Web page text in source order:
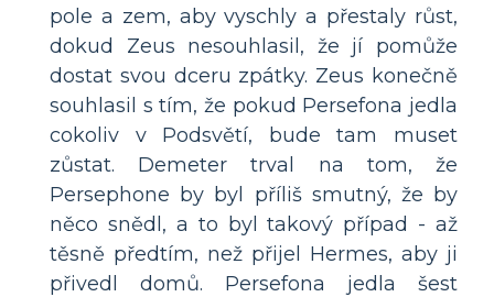
pole a zem, aby vyschly a přestaly růst,
dokud Zeus nesouhlasil, že jí pomůže
dostat svou dceru zpátky. Zeus konečně
souhlasil s tím, že pokud Persefona jedla
cokoliv v Podsvětí, bude tam muset
zůstat. Demeter trval na tom, že
Persephone by byl příliš smutný, že by
něco snědl, a to byl takový případ - až
těsně předtím, než přijel Hermes, aby ji
přivedl domů. Persefona jedla šest